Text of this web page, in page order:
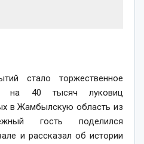
стало торжественное
на 40 тысяч луковиц
в Жамбылскую область из
гость поделился
и рассказал об истории